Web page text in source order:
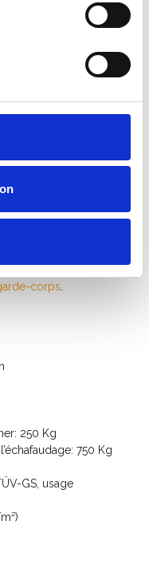
corps avant est équipé
, réglables en hauteur
de ASC est équipé
des genoux et des
manuel d'instructions
corps
250 Kg
750 Kg
GS, usage